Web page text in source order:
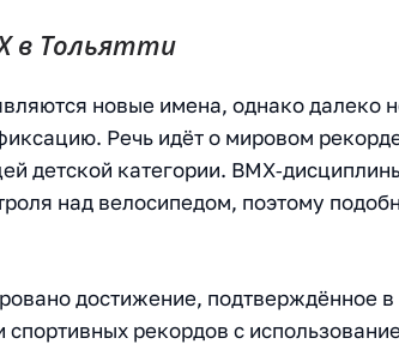
в Тольятти
новые имена, однако далеко
Речь идёт о мировом
детской категории.
над велосипедом, поэтому
достижение, подтверждённое в
рекордов с